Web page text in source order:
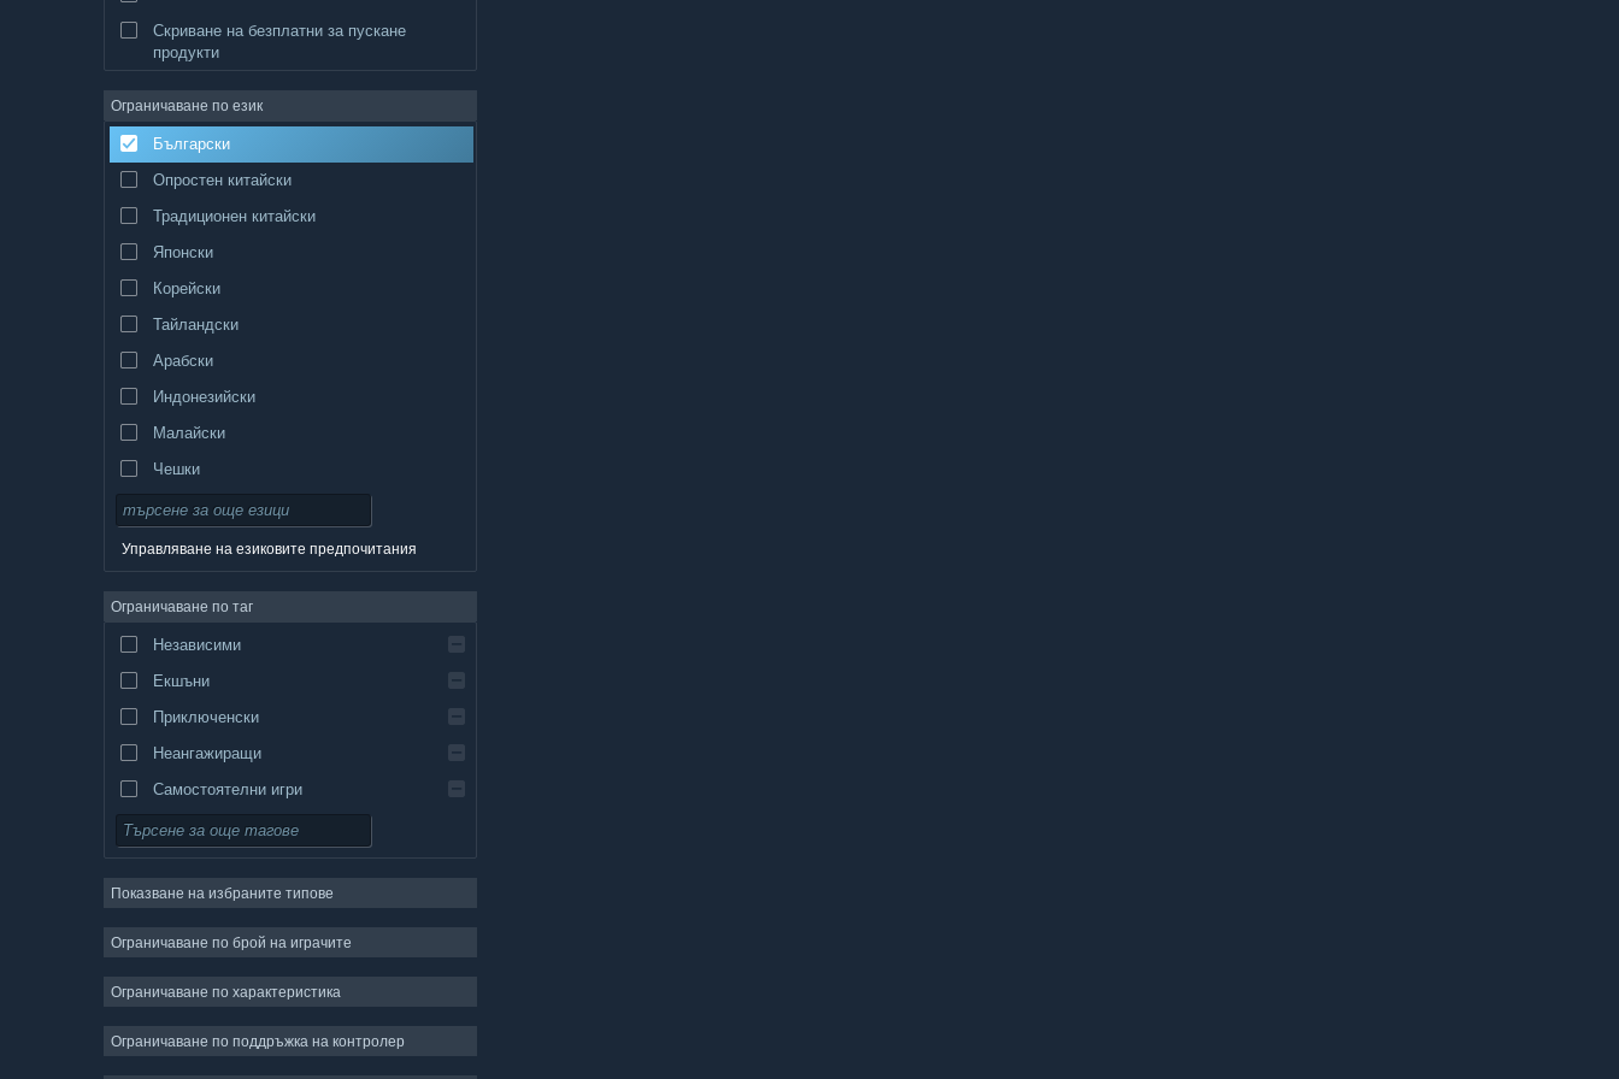
Скриване на безплатни за пускане
продукти
Ограничаване по език
Български
Опростен китайски
Традиционен китайски
Японски
Корейски
Тайландски
Арабски
Индонезийски
Малайски
Чешки
Датски
Испански — Испания
Испански — Латинска Америка
Гръцки
Управляване на езиковите предпочитания
Ограничаване по таг
Независими
Екшъни
Приключенски
Неангажиращи
Самостоятелни игри
Симулации
Стратегии
Двуизмерни
Безплатни за пускане
Показване на избраните типове
Ограничаване по брой на играчите
Ограничаване по характеристика
Ограничаване по поддръжка на контролер